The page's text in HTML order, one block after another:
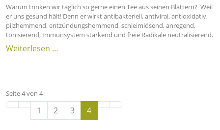
Warum trinken wir täglich so gerne einen Tee aus seinen Blättern? Weil
er uns gesund hält! Denn er wirkt antibakteriell, antiviral, antioxidativ,
pilzhemmend, entzündungshemmend, schleimlösend, anregend,
tonisierend, Immunsystem stärkend und freie Radikale neutralisierend.
Weiterlesen …
Seite 4 von 4
1 2 3 4